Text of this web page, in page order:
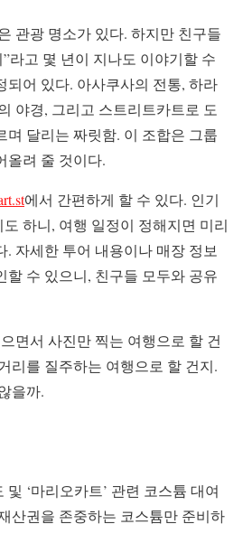
관광 명소가 있다. 하지만 친구들
라고 몇 년이 지나도 이야기할 수
되어 있다. 아사쿠사의 전통, 하라
야경, 그리고 스트리트카트로 도
며 달리는 짜릿함. 이 조합은 그룹
올려 줄 것이다.
에서 간편하게 할 수 있다. 인기
하니, 여행 일정이 정해지면 미리
. 자세한 투어 내용이나 매장 정보
할 수 있으니, 친구들 모두와 공유
면서 사진만 찍는 여행으로 할 건
리를 질주하는 여행으로 할 건지.
을까.
‘마리오카트’ 관련 코스튬 대여
산권을 존중하는 코스튬만 준비하